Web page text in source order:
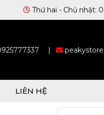
Thứ hai - Chủ
|
LIÊN HỆ